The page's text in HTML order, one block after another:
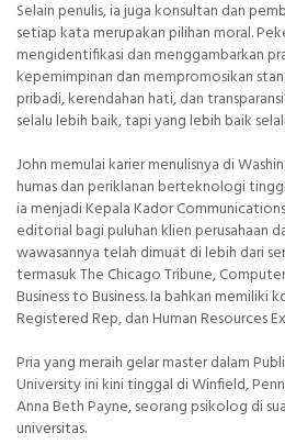
Selain penulis, ia juga konsultan dan
setiap kata merupakan pilihan moral.
mengidentifikasi dan menggambarkan
kepemimpinan dan mempromosikan
pribadi, kerendahan hati, dan
selalu lebih baik, tapi yang lebih baik
John memulai karier menulisnya di
humas dan periklanan berteknologi
ia menjadi Kepala Kador
editorial bagi puluhan klien perusahaan
wawasannya telah dimuat di lebih dari
termasuk The Chicago Tribune,
Business to Business. Ia bahkan memiliki
Registered Rep, dan Human Resources
Pria yang meraih gelar master dalam
University ini kini tinggal di Winfield,
Anna Beth Payne, seorang psikolog di
universitas.